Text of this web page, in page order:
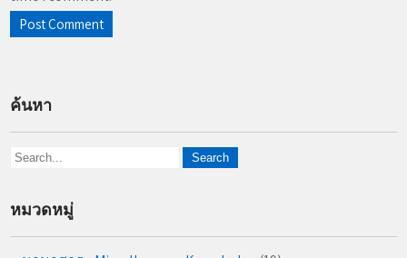
ค้นหา
หมวดหมู่